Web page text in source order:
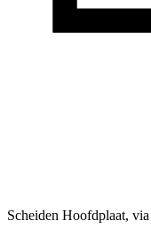
Scheiden Hoofdplaat,